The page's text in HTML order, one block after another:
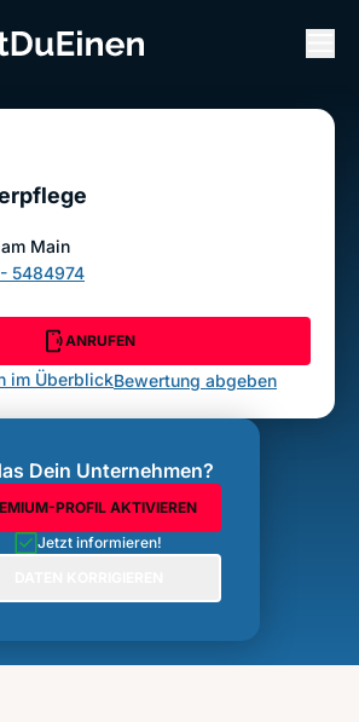
Kleiderpflege
Main
5484974
ANRUFEN
im ÜberblickBewertung abgeben
Dein Unternehmen?
PROFIL AKTIVIEREN
Jetzt informieren!